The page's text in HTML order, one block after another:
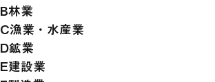
B林業
C漁業・水産業
D鉱業
E建設業